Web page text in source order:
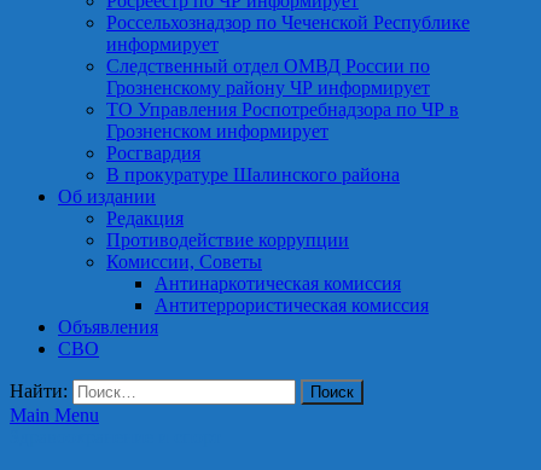
Россельхознадзор по Чеченской Республике
информирует
Следственный отдел ОМВД России по
Грозненскому району ЧР информирует
ТО Управления Роспотребнадзора по ЧР в
Грозненском информирует
Росгвардия
В прокуратуре Шалинского района
Об издании
Редакция
Противодействие коррупции
Комиссии, Советы
Антинаркотическая комиссия
Антитеррористическая комиссия
Объявления
СВО
Найти:
Main Menu